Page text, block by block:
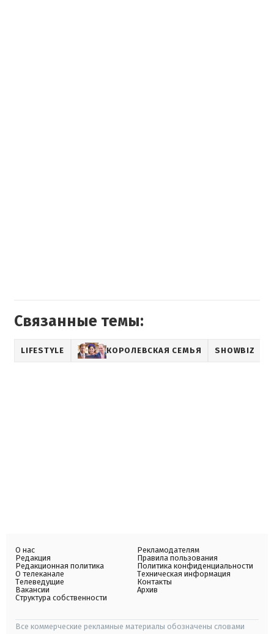
Связанные темы:
LIFESTYLE КОРОЛЕВСКАЯ СЕМЬЯ SHOWBIZ
О нас
Редакция
Редакционная политика
О телеканале
Телеведущие
Вакансии
Структура собственности
Рекламодателям
Правила пользования
Политика конфиденциальности
Техническая информация
Контакты
Архив
Все коммерческие рекламные материалы обозначены словами